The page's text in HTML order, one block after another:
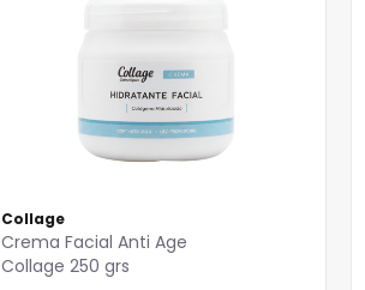
Collage
Crema Facial Anti Age
Collage 250 grs